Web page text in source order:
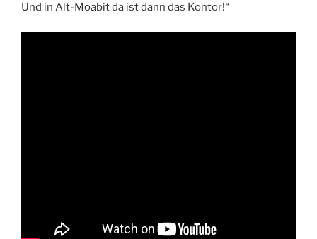
Und in Alt-Moabit da ist dann das Kontor!“